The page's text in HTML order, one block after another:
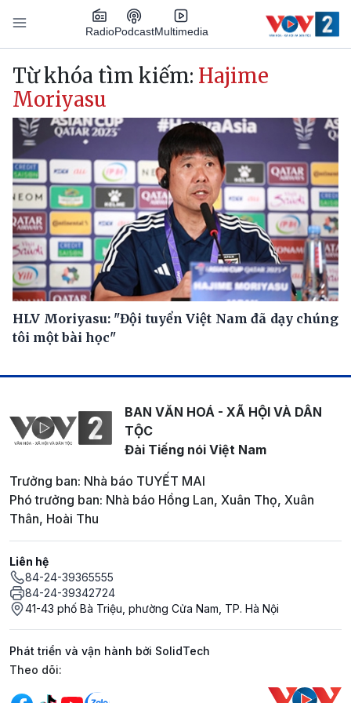
Nhảy đến nội dung
RadioPodcastMultimedia
Main navigation
Từ khóa tìm kiếm: Hajime
Moriyasu
HLV Moriyasu: "Đội tuyển Việt Nam đã dạy chúng
tôi một bài học"
BAN VĂN HOÁ - XÃ HỘI VÀ DÂN
TỘC
Đài Tiếng nói Việt Nam
Trưởng ban: Nhà báo TUYẾT MAI
Phó trưởng ban: Nhà báo Hồng Lan, Xuân Thọ, Xuân
Thân, Hoài Thu
Liên hệ
84-24-39365555
84-24-39342724
41-43 phố Bà Triệu, phường Cửa Nam, TP. Hà Nội
Phát triển và vận hành bởi SolidTech
Mạng xã hội
Theo dõi: